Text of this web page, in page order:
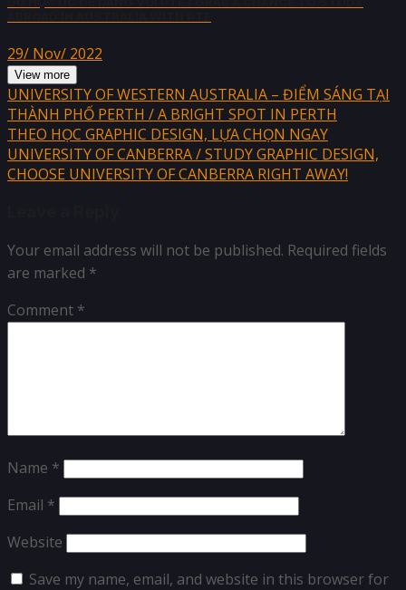
29/ Nov/ 2022
View more
UNIVERSITY OF WESTERN AUSTRALIA – ĐIỂM SÁNG TẠI
THÀNH PHỐ PERTH / A BRIGHT SPOT IN PERTH
THEO HỌC GRAPHIC DESIGN, LỰA CHỌN NGAY
UNIVERSITY OF CANBERRA / STUDY GRAPHIC DESIGN,
CHOOSE UNIVERSITY OF CANBERRA RIGHT AWAY!
Your email address will not be published. Required fields
are marked *
Comment *
Name *
Email *
Website
Save my name, email, and website in this browser for